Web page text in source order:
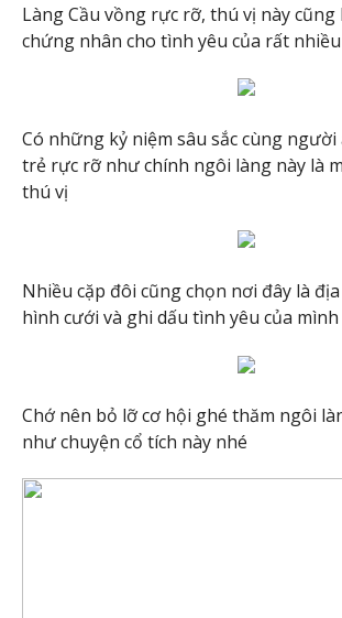
Làng Cầu vồng rực rỡ, thú vị này cũng
chứng nhân cho tình yêu của rất nhiều
Có những kỷ niệm sâu sắc cùng
trẻ rực rỡ như chính ngôi làng này là
thú vị
Nhiều cặp đôi cũng chọn nơi đây là
hình cưới và ghi dấu tình yêu của mình
Chớ nên bỏ lỡ cơ hội ghé thăm ngôi
như chuyện cổ tích này nhé